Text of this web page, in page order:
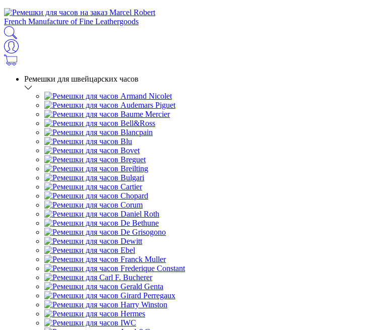
French Manufacture of Fine Leathergoods
Ремешки для швейцарских часов